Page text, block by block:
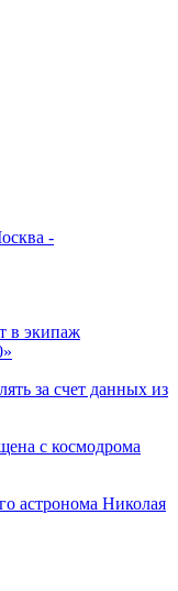
-
в экипаж
за счет данных из
с космодрома
астронома Николая